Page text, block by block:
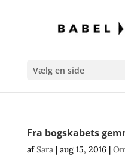
Vælg en side
Fra bogskabets
afSara| aug 15, 2016|